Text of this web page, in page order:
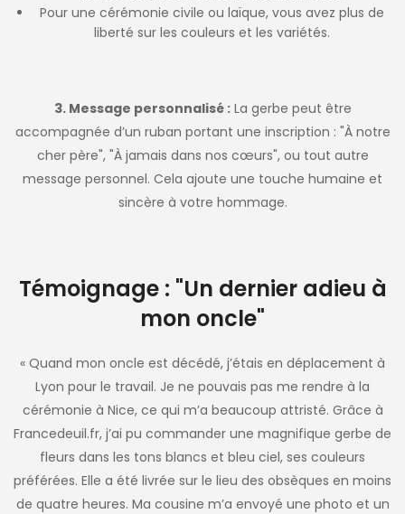
Pour une cérémonie civile ou laïque, vous avez plus de
liberté sur les couleurs et les variétés.
3. Message personnalisé :La gerbe peut être
accompagnée d’un ruban portant une inscription : "À notre
cher père", "À jamais dans nos cœurs", ou tout autre
message personnel. Cela ajoute une touche humaine et
sincère à votre hommage.
Témoignage : "Un dernier adieu à
mon oncle"
« Quand mon oncle est décédé, j’étais en déplacement à
Lyon pour le travail. Je ne pouvais pas me rendre à la
cérémonie à Nice, ce qui m’a beaucoup attristé. Grâce à
Francedeuil.fr, j’ai pu commander une magnifique gerbe de
fleurs dans les tons blancs et bleu ciel, ses couleurs
préférées. Elle a été livrée sur le lieu des obsèques en moins
de quatre heures. Ma cousine m’a envoyé une photo et un